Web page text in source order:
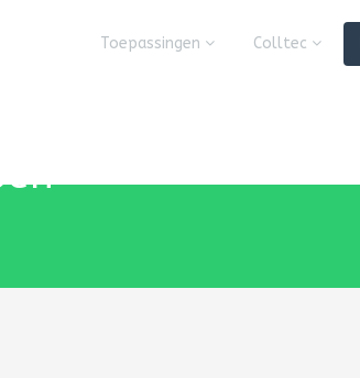
Toepassingen Colltec